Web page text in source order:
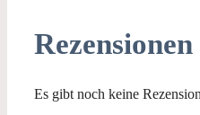
Rezensionen
Es gibt noch keine